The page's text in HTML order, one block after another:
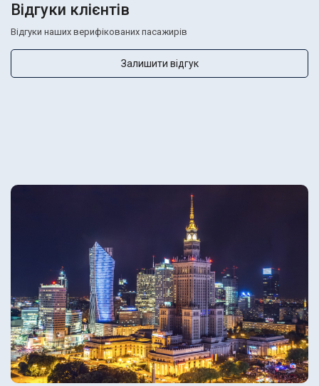
Відгуки клієнтів
Відгуки наших верифікованих пасажирів
Залишити відгук